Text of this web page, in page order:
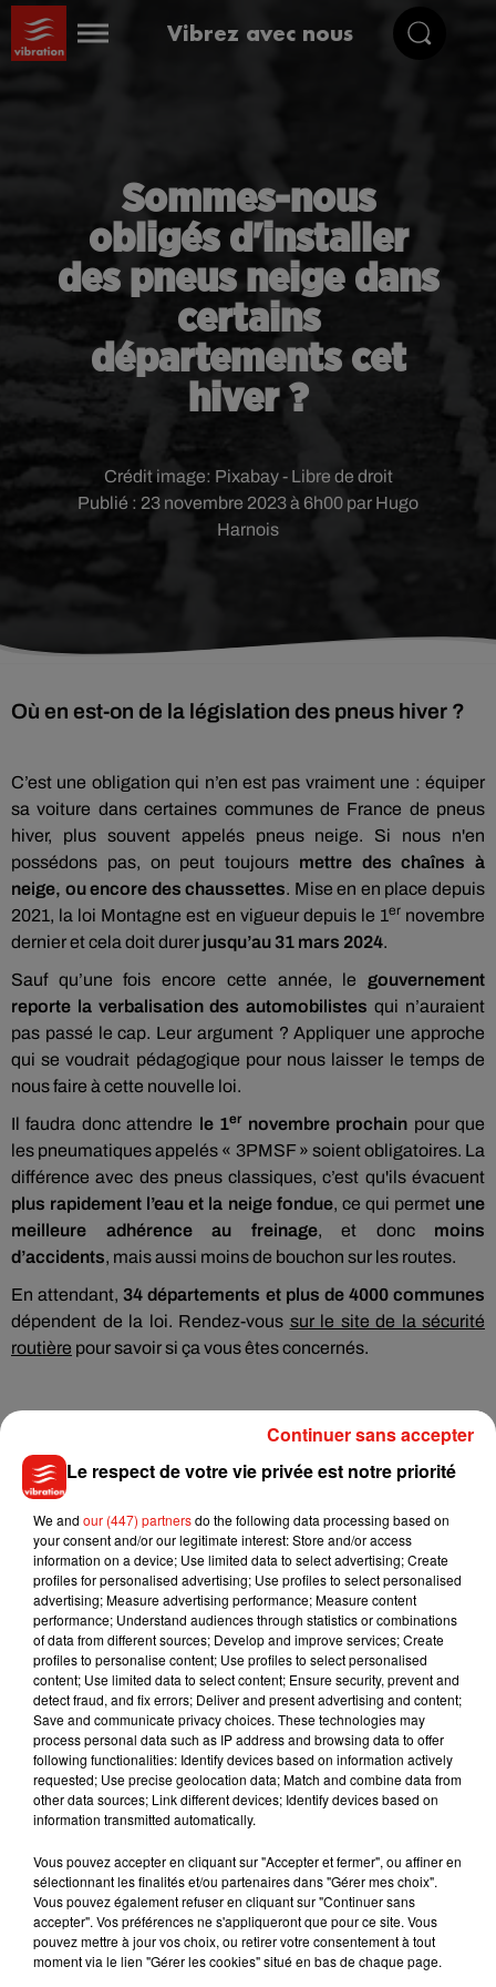
Vibrez avec nous
Sommes-nous
obligés d'installer
des pneus neige dans
certains
départements cet
hiver ?
Publié : 23 novembre 2023 à 6h00 par Hugo
Harnois
Crédit image: Pixabay - Libre de droit
Où en est-on de la législation des pneus hiver ?
C’est une obligation qui n’en est pas vraiment une : équiper
sa voiture dans certaines communes de France de pneus
hiver, plus souvent appelés pneus neige. Si nous n'en
possédons pas, on peut toujours mettre des chaînes à
neige, ou encore des chaussettes. Mise en en place depuis
2021, la loi Montagne est en vigueur depuis le 1ernovembre
dernier et cela doit durer jusqu’au 31 mars 2024.
Sauf qu’une fois encore cette année, le gouvernement
reporte la verbalisation des automobilistes qui n’auraient
pas passé le cap. Leur argument ? Appliquer une approche
qui se voudrait pédagogique pour nous laisser le temps de
nous faire à cette nouvelle loi.
Il faudra donc attendre le 1ernovembre prochain pour que
les pneumatiques appelés « 3PMSF » soient obligatoires. La
différence avec des pneus classiques, c’est qu'ils évacuent
plus rapidement l’eau et la neige fondue, ce qui permet une
meilleure adhérence au freinage, et donc moins
d’accidents, mais aussi moins de bouchon sur les routes.
En attendant,34 départements et plus de 4000 communes
dépendent de la loi. Rendez-vous sur le site de la sécurité
routière pour savoir si ça vous êtes concernés.
Musique
7 août 2026
Julien Lieb s’essaye à la vie de chatelain
dans son nouveau clip
7 août 2026
Madonna sort enfin le remix de « Love
Sensation » avec Kylie Minogue
Le respect de votre vie privée est notre priorité
We and our (447) partnersdo the following data processing based on
your consent and/or our legitimate interest: Store and/or access
information on a device; Use limited data to select advertising; Create
profiles for personalised advertising; Use profiles to select personalised
advertising; Measure advertising performance; Measure content
performance; Understand audiences through statistics or combinations
of data from different sources; Develop and improve services; Create
profiles to personalise content; Use profiles to select personalised
content; Use limited data to select content; Ensure security, prevent and
detect fraud, and fix errors; Deliver and present advertising and content;
Save and communicate privacy choices. These technologies may
process personal data such as IP address and browsing data to offer
following functionalities: Identify devices based on information actively
requested; Use precise geolocation data; Match and combine data from
other data sources; Link different devices; Identify devices based on
information transmitted automatically.
Vous pouvez accepter en cliquant sur "Accepter et fermer", ou affiner en
sélectionnant les finalités et/ou partenaires dans "Gérer mes choix".
Vous pouvez également refuser en cliquant sur "Continuer sans
accepter". Vos préférences ne s'appliqueront que pour ce site. Vous
pouvez mettre à jour vos choix, ou retirer votre consentement à tout
moment via le lien "Gérer les cookies" situé en bas de chaque page.
Continuer sans accepter